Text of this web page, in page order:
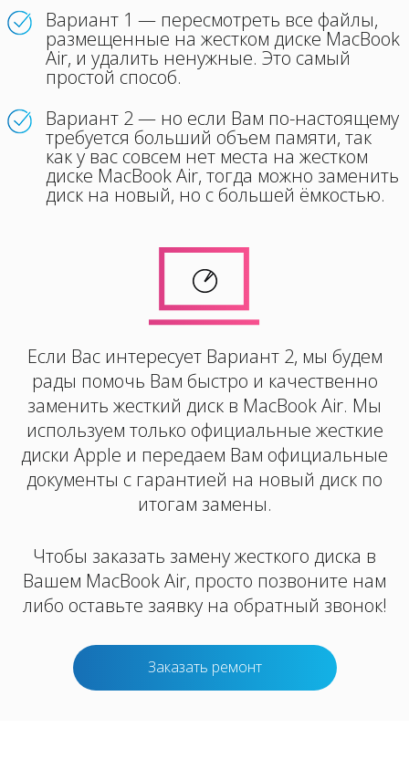
Вариант 1 — пересмотреть все файлы,
размещенные на жестком диске MacBook
Air, и удалить ненужные. Это самый
простой способ.
Вариант 2 — но если Вам по-настоящему
требуется больший объем памяти, так
как у вас совсем нет места на жестком
диске MacBook Air, тогда можно заменить
диск на новый, но с большей ёмкостью.
Если Вас интересует Вариант 2, мы будем
рады помочь Вам быстро и качественно
заменить жесткий диск в MacBook Air. Мы
используем только официальные жесткие
диски Apple и передаем Вам официальные
документы с гарантией на новый диск по
итогам замены.
Чтобы заказать замену жесткого диска в
Вашем MacBook Air, просто позвоните нам
либо оставьте заявку на обратный звонок!
Заказать ремонт